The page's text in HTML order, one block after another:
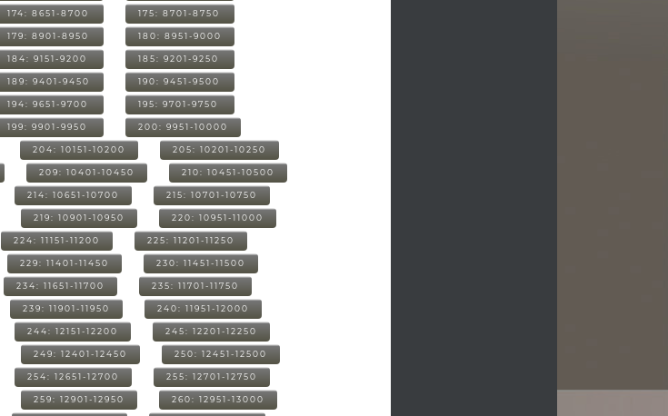
174: 8651-8700 175: 8701-8750
179: 8901-8950 180: 8951-9000
184: 9151-9200 185: 9201-9250
189: 9401-9450 190: 9451-9500
194: 9651-9700 195: 9701-9750
199: 9901-9950 200: 9951-10000
204: 10151-10200 205: 10201-10250
209: 10401-10450 210: 10451-10500
214: 10651-10700 215: 10701-10750
219: 10901-10950 220: 10951-11000
224: 11151-11200 225: 11201-11250
229: 11401-11450 230: 11451-11500
234: 11651-11700 235: 11701-11750
239: 11901-11950 240: 11951-12000
244: 12151-12200 245: 12201-12250
249: 12401-12450 250: 12451-12500
254: 12651-12700 255: 12701-12750
259: 12901-12950 260: 12951-13000